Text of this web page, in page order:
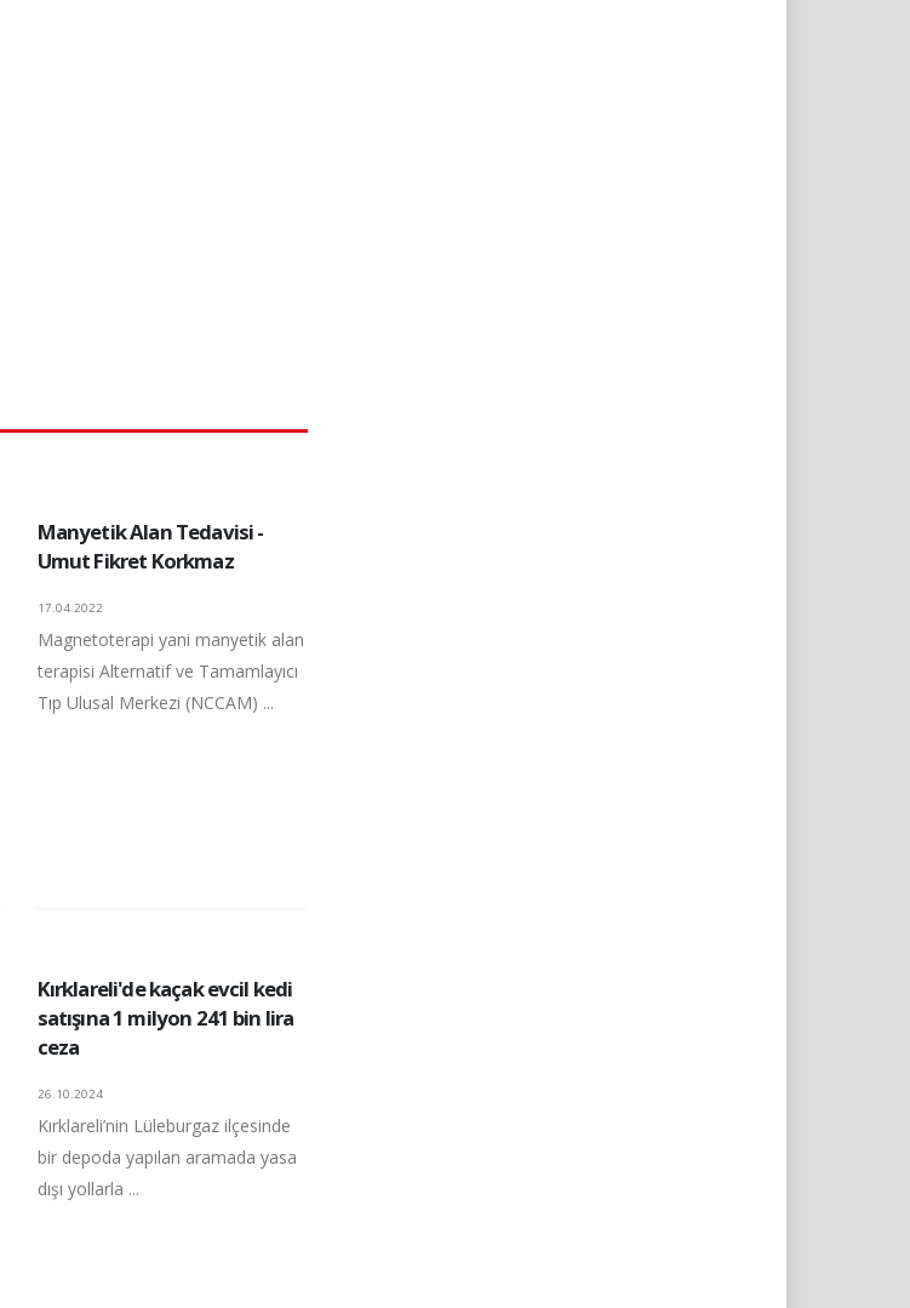
Manyetik Alan Tedavisi -
Umut Fikret Korkmaz
17.04.2022
Magnetoterapi yani manyetik alan
terapisi Alternatif ve Tamamlayıcı
Tıp Ulusal Merkezi (NCCAM) ...
Kırklareli'de kaçak evcil kedi
satışına 1 milyon 241 bin lira
ceza
26.10.2024
Kırklareli’nin Lüleburgaz ilçesinde
bir depoda yapılan aramada yasa
dışı yollarla ...